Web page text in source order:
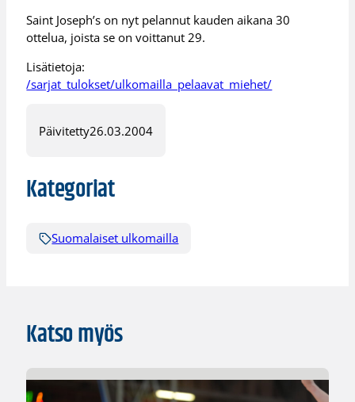
Saint Joseph’s on nyt pelannut kauden aikana 30
ottelua, joista se on voittanut 29.
Lisätietoja:
/sarjat_tulokset/ulkomailla_pelaavat_miehet/
Päivitetty26.03.2004
Kategoriat
Suomalaiset ulkomailla
Katso myös